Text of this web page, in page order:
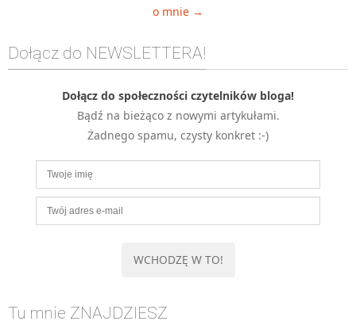
CSS 3
Django
PHP
WordPress
MOBILE
Android
KONTROLA WERSJI
SQL
TESTOWANIE
o mnie →
Dołącz do NEWSLETTERA!
Dołącz do społeczności czytelników bloga!
Bądź na bieżąco z nowymi artykułami.
Żadnego spamu, czysty konkret :-)
Tu mnie ZNAJDZIESZ